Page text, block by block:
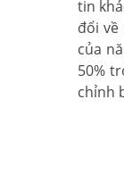
tin
đổi
của
50%
chỉnh